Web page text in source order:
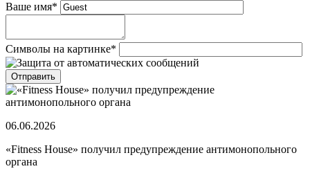
Ваше имя*
Символы на картинке*
06.06.2026
«Fitness House» получил предупреждение антимонопольного
органа